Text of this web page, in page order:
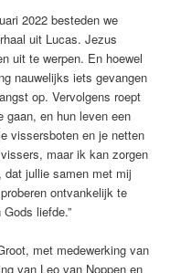
2022 besteden we
uit Lucas. Jezus
uit te werpen. En hoewel
nauwelijks iets gevangen
op. Vervolgens roept
gaan, en hun leven een
vissersboten en je netten
maar ik kan zorgen
jullie samen met mij
ontvankelijk te
liefde.”
met medewerking van
van Leo van Noppen en